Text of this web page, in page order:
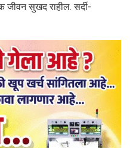
जीवन सुखद राहील. सर्दी-